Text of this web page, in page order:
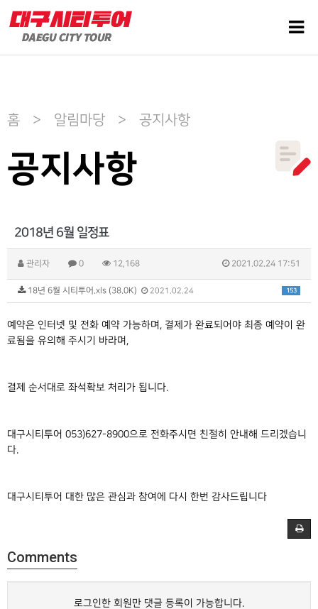
홈 > 알림마당 > 공지사항
공지사항
2018년 6월 일정표
관리자 0 12,168 2021.02.24 17:51
153
18년 6월 시티투어.xls (38.0K) 2021.02.24
예약은 인터넷 및 전화 예약 가능하며, 결제가 완료되어야 최종 예약이 완
료됨을 유의해 주시기 바라며,
결제 순서대로 좌석확보 처리가 됩니다.
대구시티투어 053)627-8900으로 전화주시면 친절히 안내해 드리겠습니
다.
대구시티투어 대한 많은 관심과 참여에 다시 한번 감사드립니다
Comments
로그인한 회원만 댓글 등록이 가능합니다.